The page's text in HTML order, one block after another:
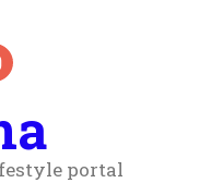
portal